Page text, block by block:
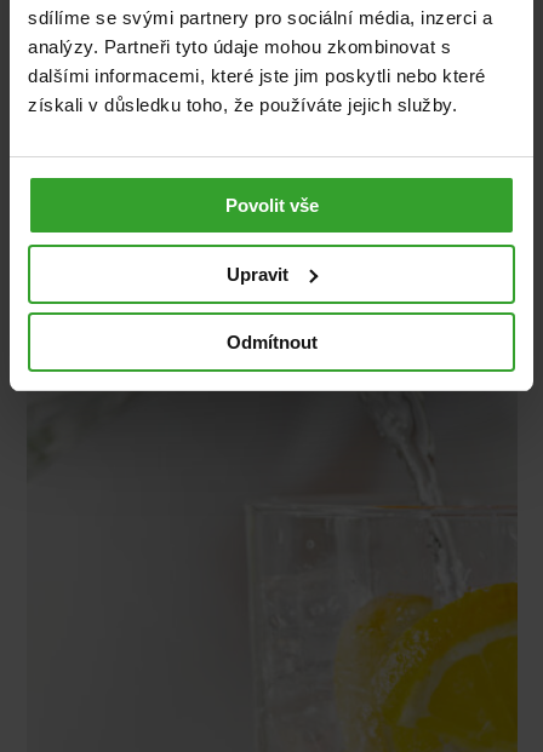
sdílíme se svými partnery pro sociální média, inzerci a
analýzy. Partneři tyto údaje mohou zkombinovat s
dalšími informacemi, které jste jim poskytli nebo které
získali v důsledku toho, že používáte jejich služby.
Povolit vše
Upravit
Odmítnout
Kde je najdeš:
tučné ryby (losos, makrela, sardinky)
Pitný režim